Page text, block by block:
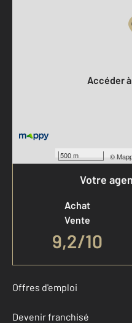
500 m ©
Accéder
Votre
Achat
Vente
9,2/10
Offres d'emploi
Devenir franchisé